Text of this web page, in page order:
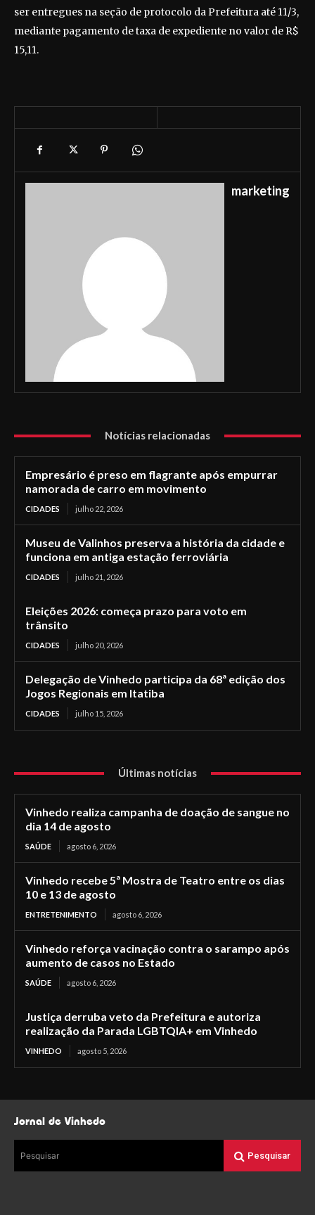
ser entregues na seção de protocolo da Prefeitura até 11/3,
mediante pagamento de taxa de expediente no valor de R$
15,11.
marketing
Notícias relacionadas
Empresário é preso em flagrante após empurrar
namorada de carro em movimento
CIDADES julho 22, 2026
Museu de Valinhos preserva a história da cidade e
funciona em antiga estação ferroviária
CIDADES julho 21, 2026
Eleições 2026: começa prazo para voto em
trânsito
CIDADES julho 20, 2026
Delegação de Vinhedo participa da 68ª edição dos
Jogos Regionais em Itatiba
CIDADES julho 15, 2026
Últimas notícias
Vinhedo realiza campanha de doação de sangue no
dia 14 de agosto
SAÚDE agosto 6, 2026
Vinhedo recebe 5ª Mostra de Teatro entre os dias
10 e 13 de agosto
ENTRETENIMENTO agosto 6, 2026
Vinhedo reforça vacinação contra o sarampo após
aumento de casos no Estado
SAÚDE agosto 6, 2026
Justiça derruba veto da Prefeitura e autoriza
realização da Parada LGBTQIA+ em Vinhedo
VINHEDO agosto 5, 2026
Jornal de Vinhedo
Pesquisar Pesquisar